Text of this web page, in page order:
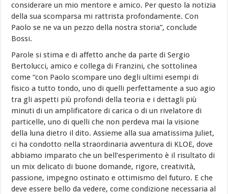
considerare un mio mentore e amico. Per questo la notizia
della sua scomparsa mi rattrista profondamente. Con
Paolo se ne va un pezzo della nostra storia”, conclude
Bossi.
Parole si stima e di affetto anche da parte di Sergio
Bertolucci, amico e collega di Franzini, che sottolinea
come “con Paolo scompare uno degli ultimi esempi di
fisico a tutto tondo, uno di quelli perfettamente a suo agio
tra gli aspetti più profondi della teoria e i dettagli più
minuti di un amplificatore di carica o di un rivelatore di
particelle, uno di quelli che non perdeva mai la visione
della luna dietro il dito. Assieme alla sua amatissima Juliet,
ci ha condotto nella straordinaria avventura di KLOE, dove
abbiamo imparato che un bell’esperimento è il risultato di
un mix delicato di buone domande, rigore, creatività,
passione, impegno ostinato e ottimismo del futuro. E che
deve essere bello da vedere, come condizione necessaria al